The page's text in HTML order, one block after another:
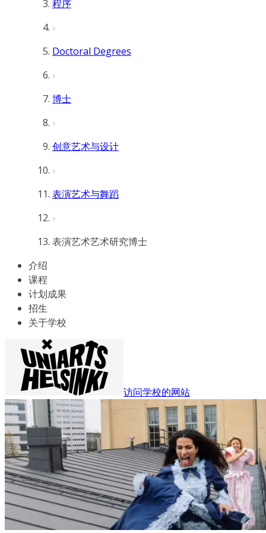
程序
Doctoral Degrees
博士
创意艺术与设计
表演艺术与舞蹈
表演艺术艺术研究博士
介绍
课程
计划成果
招生
关于学校
访问学校的网站